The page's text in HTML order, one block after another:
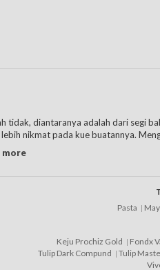
diantaranya adalah dari segi
nikmat pada kue buatannya.
kue terbaik
sudah sangat terkenal, bahkan
dasarnya sudah cukup populer di
Pasta
Keju Prochiz Gold
Fondx
Tulip Dark Compund
Tulip